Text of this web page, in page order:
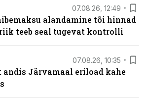
07.08.26, 12:49
alandamine tõi hinnad
teeb seal tugevat kontrolli
07.08.26, 10:35
andis Järvamaal eriload kahe